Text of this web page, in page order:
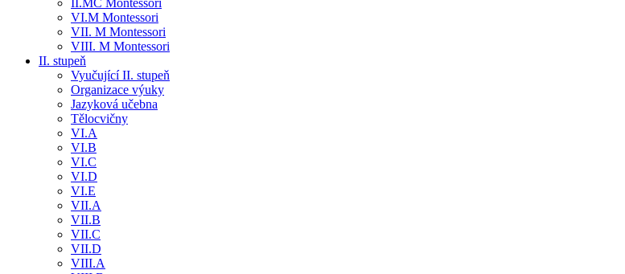
II.MC Montessori
VI.M Montessori
VII. M Montessori
VIII. M Montessori
II. stupeň
Vyučující II. stupeň
Organizace výuky
Jazyková učebna
Tělocvičny
VI.A
VI.B
VI.C
VI.D
VI.E
VII.A
VII.B
VII.C
VII.D
VIII.A